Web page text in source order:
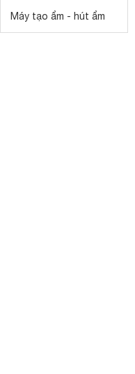
Máy tạo ẩm - hút ẩm